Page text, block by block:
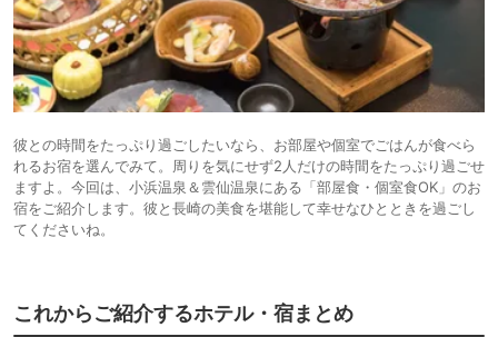
彼との時間をたっぷり過ごしたいなら、お部屋や個室でごはんが食べら
れるお宿を選んでみて。周りを気にせず2人だけの時間をたっぷり過ごせ
ますよ。今回は、小浜温泉＆雲仙温泉にある「部屋食・個室食OK」のお
宿をご紹介します。彼と長崎の美食を堪能して幸せなひとときを過ごし
てくださいね。
これからご紹介するホテル・宿まとめ